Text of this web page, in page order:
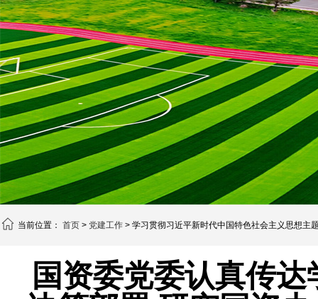
当前位置： 首页 > 党建工作 > 学习贯彻习近平新时代中国特色社会主义思想主
国资委党委认真传